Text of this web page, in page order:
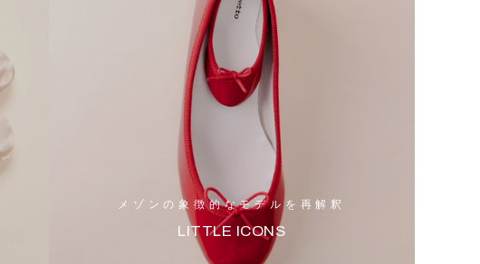
メゾンの象徴的なモデルを再解釈
LITTLE ICONS